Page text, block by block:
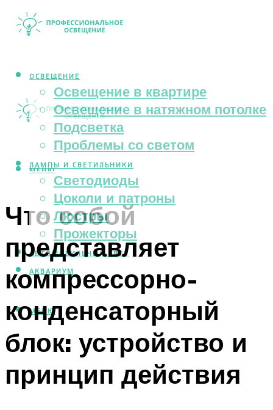
ОСВЕЩЕНИЕ
Освещение в квартире
Освещение в натяжном потолке
Подсветка
Проблемы со светом
ЛАМПЫ И СВЕТИЛЬНИКИ
Светодиоды
Цоколи и патроны
Люстры
Прожекторы
АВТОМОБИЛЬНЫЙ СВЕТ
АКВАРИУМ
МЕНЮ
МЕНЮ
Что собой
представляет
компрессорно-
конденсаторный
блок: устройство и
принцип действия